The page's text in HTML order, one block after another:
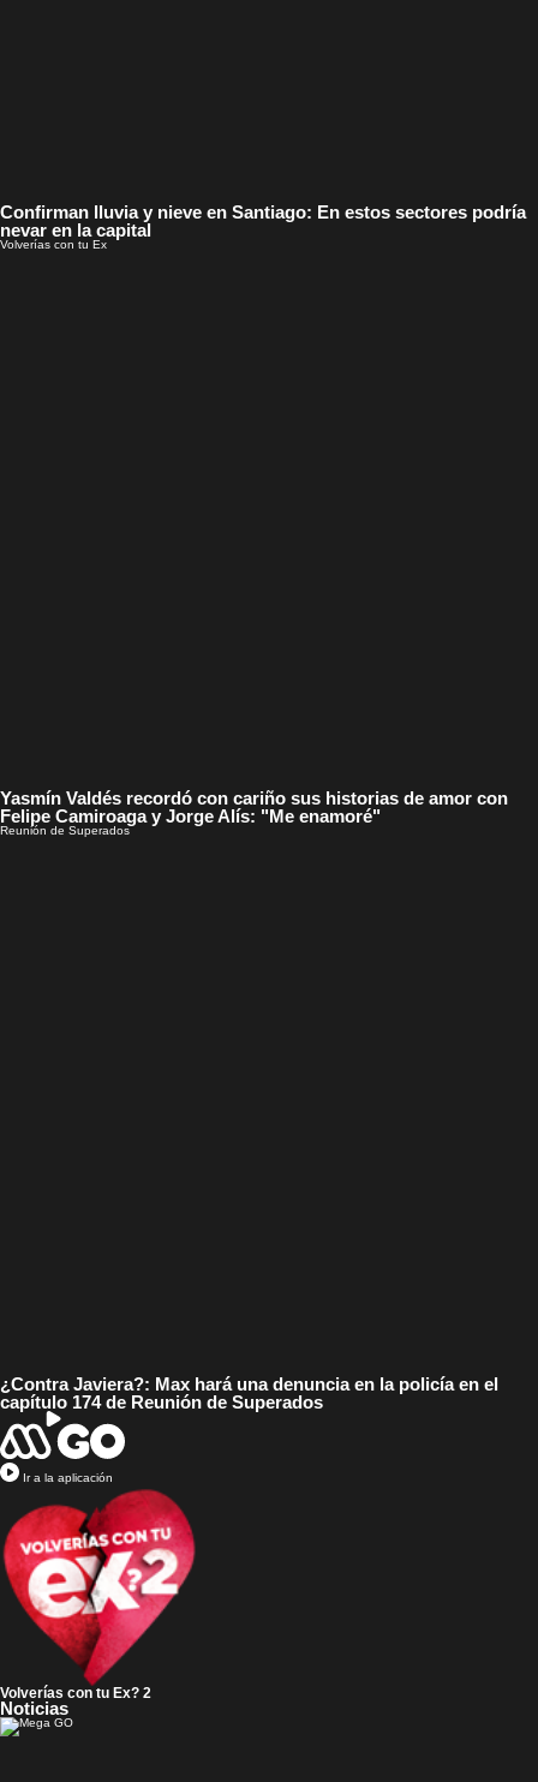
Confirman lluvia y nieve en Santiago: En estos sectores podría
nevar en la capital
Volverías con tu Ex
Yasmín Valdés recordó con cariño sus historias de amor con
Felipe Camiroaga y Jorge Alís: "Me enamoré"
Reunión de Superados
¿Contra Javiera?: Max hará una denuncia en la policía en el
capítulo 174 de Reunión de Superados
Ir a la aplicación
Volverías con tu Ex? 2
Noticias